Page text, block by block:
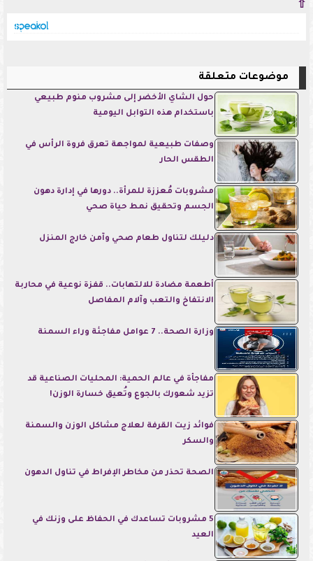
⇧
موضوعات متعلقة
حول الشاي الأخضر إلى مشروب منوم طبيعي
باستخدام هذه التوابل اليومية
وصفات طبيعية لمواجهة تعرق فروة الرأس في
الطقس الحار
مشروبات مُعززة للمرأة.. دورها في إدارة دهون
الجسم وتحقيق نمط حياة صحي
دليلك لتناول طعام صحي وآمن خارج المنزل
أطعمة مضادة للالتهابات.. قفزة نوعية في محاربة
الانتفاخ والتعب وآلام المفاصل
وزارة الصحة.. 7 عوامل مفاجئة وراء السمنة
مفاجأة في عالم الحمية: المحليات الصناعية قد
تزيد شعورك بالجوع وتُعيق خسارة الوزن!
فوائد زيت القرفة لعلاج مشاكل الوزن والسمنة
والسكر
الصحة تحذر من مخاطر الإفراط في تناول الدهون
5 مشروبات تساعدك في الحفاظ على وزنك في
العيد